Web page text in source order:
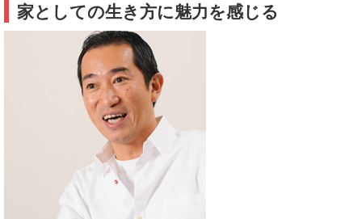
家としての生き方に魅力を感じる